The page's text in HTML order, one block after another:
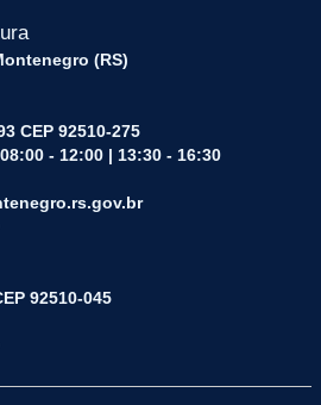
(RS)
CEP 92510-275
- 12:00 | 13:30 - 16:30
92510-045